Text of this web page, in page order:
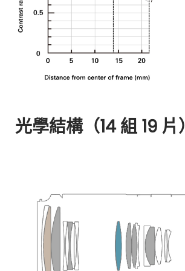
光學結構（14 組 19 片）